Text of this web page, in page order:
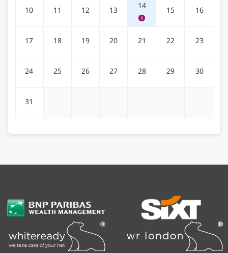
10 11 12 13 14
1
15 16
17 18 19 20 21 22 23
24 25 26 27 28 29 30
31